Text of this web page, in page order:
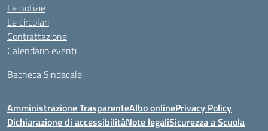
Le notizie
Le circolari
Contrattazione
Calendario eventi
Bacheca Sindacale
Amministrazione TrasparenteAlbo onlinePrivacy Policy
Dichiarazione di accessibilitàNote legaliSicurezza a Scuola